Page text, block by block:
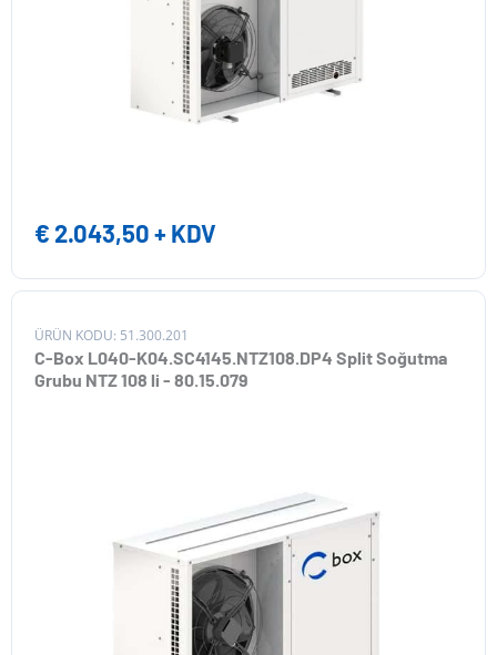
€ 2.043,50+ KDV
ÜRÜN KODU: 51.300.201
C-Box L040-K04.SC4145.NTZ108.DP4 Split Soğutma
Grubu NTZ 108 li - 80.15.079